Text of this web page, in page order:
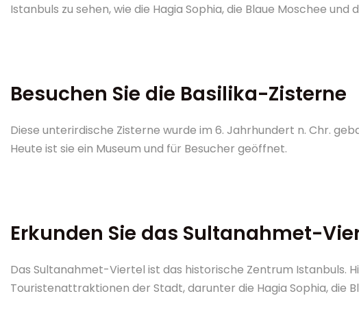
Istanbuls zu sehen, wie die Hagia Sophia, die Blaue Moschee und
Besuchen Sie die Basilika-Zisterne
Diese unterirdische Zisterne wurde im 6. Jahrhundert n. Chr.
Heute ist sie ein Museum und für Besucher geöffnet.
Erkunden Sie das Sultanahmet-
Das Sultanahmet-Viertel ist das historische Zentrum Istanbuls.
Touristenattraktionen der Stadt, darunter die Hagia Sophia, die